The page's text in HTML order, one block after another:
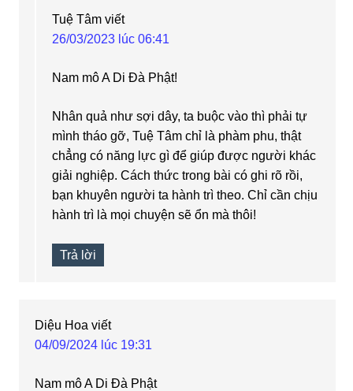
Tuệ Tâm viết
26/03/2023 lúc 06:41
Nam mô A Di Đà Phật!
Nhân quả như sợi dây, ta buộc vào thì phải tự
mình tháo gỡ, Tuệ Tâm chỉ là phàm phu, thật
chẳng có năng lực gì để giúp được người khác
giải nghiệp. Cách thức trong bài có ghi rõ rồi,
bạn khuyên người ta hành trì theo. Chỉ cần chịu
hành trì là mọi chuyện sẽ ổn mà thôi!
Trả lời
Diệu Hoa viết
04/09/2024 lúc 19:31
Nam mô A Di Đà Phật